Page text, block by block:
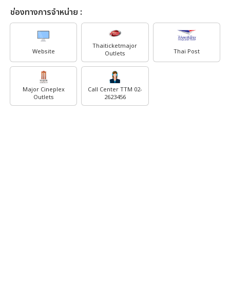
ช่องทางการจำหน่าย :
Website
Thaiticketmajor
Outlets
Thai Post
Major Cineplex
Outlets
Call Center TTM 02-
2623456